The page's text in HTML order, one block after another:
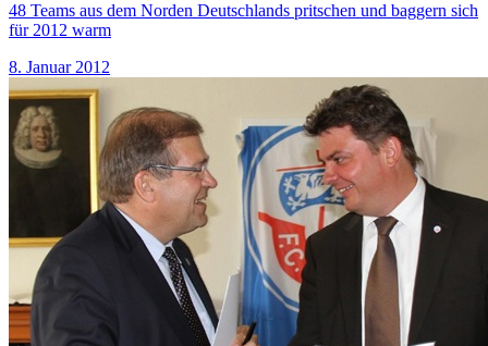
48 Teams aus dem Norden Deutschlands pritschen und baggern sich
für 2012 warm
8. Januar 2012